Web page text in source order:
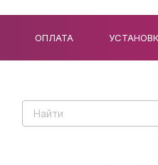
ОПЛАТА